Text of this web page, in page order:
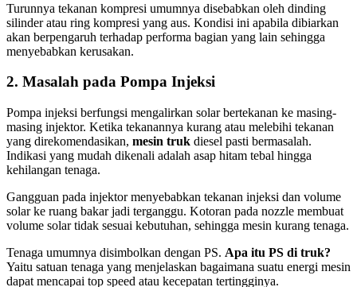
Turunnya tekanan kompresi umumnya disebabkan oleh dinding
silinder atau ring kompresi yang aus. Kondisi ini apabila dibiarkan
akan berpengaruh terhadap performa bagian yang lain sehingga
menyebabkan kerusakan.
2. Masalah pada Pompa Injeksi
Pompa injeksi berfungsi mengalirkan solar bertekanan ke masing-
masing injektor. Ketika tekanannya kurang atau melebihi tekanan
yang direkomendasikan, mesin truk diesel pasti bermasalah.
Indikasi yang mudah dikenali adalah asap hitam tebal hingga
kehilangan tenaga.
Gangguan pada injektor menyebabkan tekanan injeksi dan volume
solar ke ruang bakar jadi terganggu. Kotoran pada nozzle membuat
volume solar tidak sesuai kebutuhan, sehingga mesin kurang tenaga.
Tenaga umumnya disimbolkan dengan PS. Apa itu PS di truk?
Yaitu satuan tenaga yang menjelaskan bagaimana suatu energi mesin
dapat mencapai top speed atau kecepatan tertingginya.